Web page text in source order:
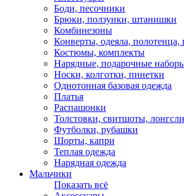
Боди, песочники
Брюки, ползунки, штанишки
Комбинезоны
Конверты, одеяла, полотенца,
Костюмы, комплекты
Нарядные, подарочные
Носки, колготки, пинетки
Однотонная базовая одежда
Платья
Распашонки
Толстовки, свитшоты,
Футболки, рубашки
Шорты, капри
Теплая одежда
Нарядная одежда
Мальчики
Показать всё